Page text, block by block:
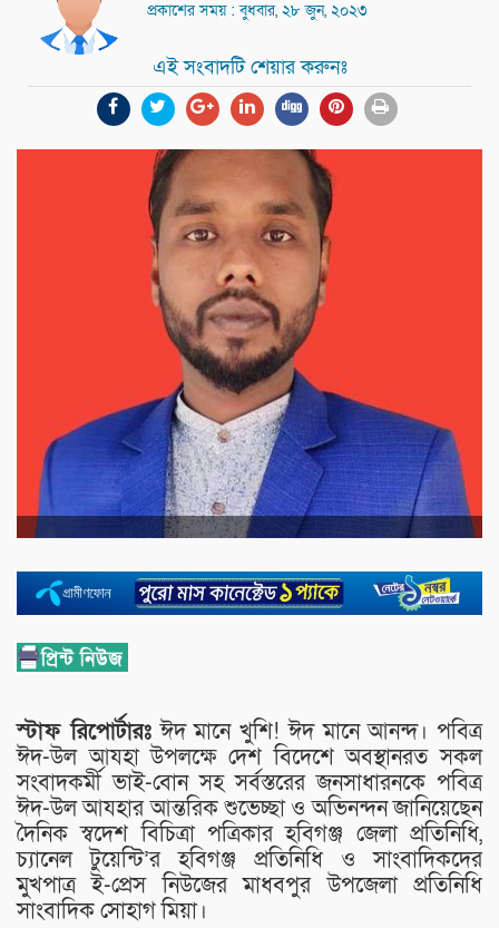
প্রকাশের সময় : বুধবার, ২৮ জুন, ২০২৩
এই সংবাদটি শেয়ার করুনঃ
স্টাফ রিপোর্টারঃঈদ মানে খুশি! ঈদ মানে আনন্দ। পবিত্র
ঈদ-উল আযহা উপলক্ষে দেশ বিদেশে অবস্থানরত সকল
সংবাদকর্মী ভাই-বোন সহ সর্বস্তরের জনসাধারনকে পবিত্র
ঈদ-উল আযহার আন্তরিক শুভেচ্ছা ও অভিনন্দন জানিয়েছেন
দৈনিক স্বদেশ বিচিত্রা পত্রিকার হবিগঞ্জ জেলা প্রতিনিধি,
চ্যানেল টুয়েন্টি’র হবিগঞ্জ প্রতিনিধি ও সাংবাদিকদের
মুখপাত্র ই-প্রেস নিউজের মাধবপুর উপজেলা প্রতিনিধি
সাংবাদিক সোহাগ মিয়া।